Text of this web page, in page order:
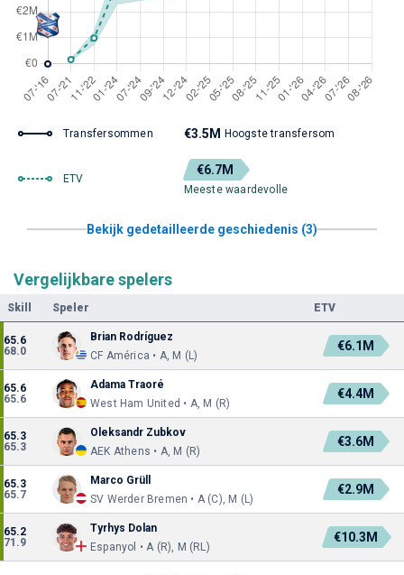
Transfersommen €3.5M Hoogste transfersom
ETV
€6.7M
Meeste waardevolle
Bekijk gedetailleerde geschiedenis (3)
Vergelijkbare spelers
Skill Speler ETV
65.6
68.0
Brian Rodríguez
CF América • A, M (L)
€6.1M
65.6
65.6
Adama Traoré
West Ham United • A, M (R)
€4.4M
65.3
65.3
Oleksandr Zubkov
AEK Athens • A, M (R)
€3.6M
65.3
65.7
Marco Grüll
SV Werder Bremen • A (C), M (L)
€2.9M
65.2
71.9
Tyrhys Dolan
Espanyol • A (R), M (RL)
€10.3M